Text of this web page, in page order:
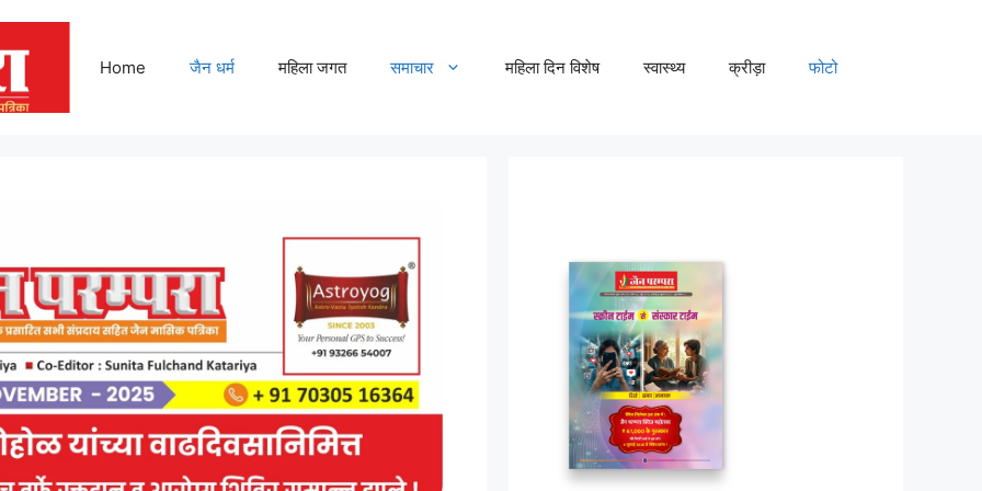
Home जैन धर्म महिला जगत समाचार महिला दिन विशेष स्वास्थ्य क्रीड़ा फोटो